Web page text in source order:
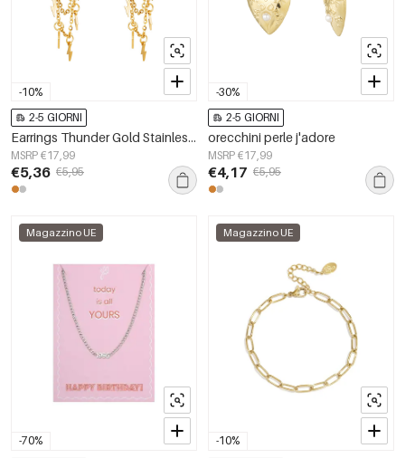
-10%
2-5 GIORNI
Earrings Thunder Gold Stainless Steel
MSRP €17,99
€5,36 €5,95
-30%
2-5 GIORNI
orecchini perle j'adore
MSRP €17,99
€4,17 €5,95
-70%
Magazzino UE
-10%
Magazzino UE